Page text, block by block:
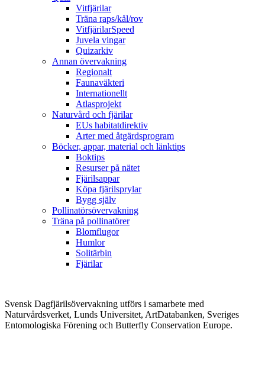
Vitfjärilar
Träna raps/kål/rov
VitfjärilarSpeed
Juvela vingar
Quizarkiv
Annan övervakning
Regionalt
Faunaväkteri
Internationellt
Atlasprojekt
Naturvård och fjärilar
EUs habitatdirektiv
Arter med åtgärdsprogram
Böcker, appar, material och länktips
Boktips
Resurser på nätet
Fjärilsappar
Köpa fjärilsprylar
Bygg själv
Pollinatörsövervakning
Träna på pollinatörer
Blomflugor
Humlor
Solitärbin
Fjärilar
Svensk Dagfjärilsövervakning utförs i samarbete med
Naturvårdsverket, Lunds Universitet, ArtDatabanken, Sveriges
Entomologiska Förening och Butterfly Conservation Europe.